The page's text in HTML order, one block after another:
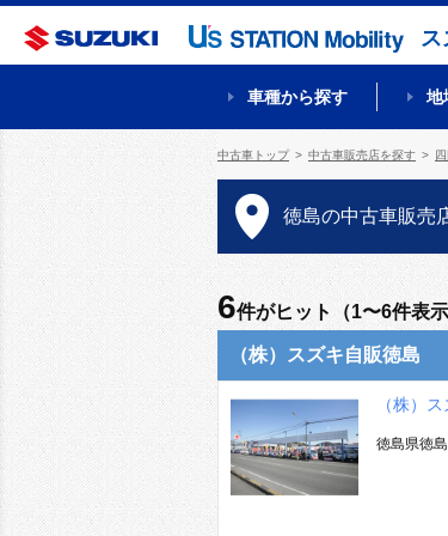
ス
車種から探す 地
中古車トップ 中古車販売店を探す
徳島の中古車販売
6件がヒット（1〜6件表示
（株）スズキ自販徳島
（株）
徳島県徳